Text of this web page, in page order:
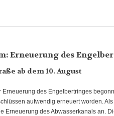
Erneuerung des
ab dem 10. August
Erneuerung des Engelbertringes
aufwendig erneuert worden.
Erneuerung des Abwasserkanals an.